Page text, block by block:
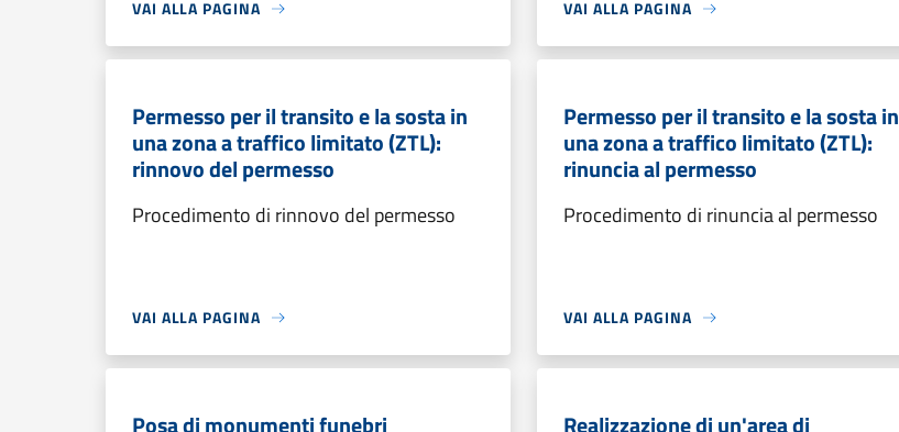
VAI ALLA PAGINA VAI ALLA PAGINA
Permesso per il transito e la sosta in
una zona a traffico limitato (ZTL):
rinnovo del permesso
Procedimento di rinnovo del permesso
VAI ALLA PAGINA
Permesso per il transito e la sosta in
una zona a traffico limitato (ZTL):
rinuncia al permesso
Procedimento di rinuncia al permesso
VAI ALLA PAGINA
Posa di monumenti funebri Realizzazione di un'area di